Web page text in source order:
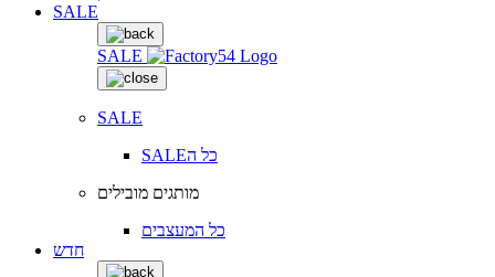
SALE
SALE
SALE
SALEכל ה
מותגים מובילים
כל המעצבים
חדש